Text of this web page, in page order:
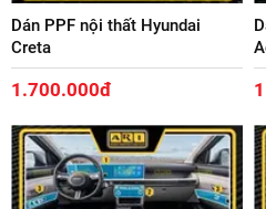
Dán PPF nội thất Hyundai
Creta
1.700.000đ